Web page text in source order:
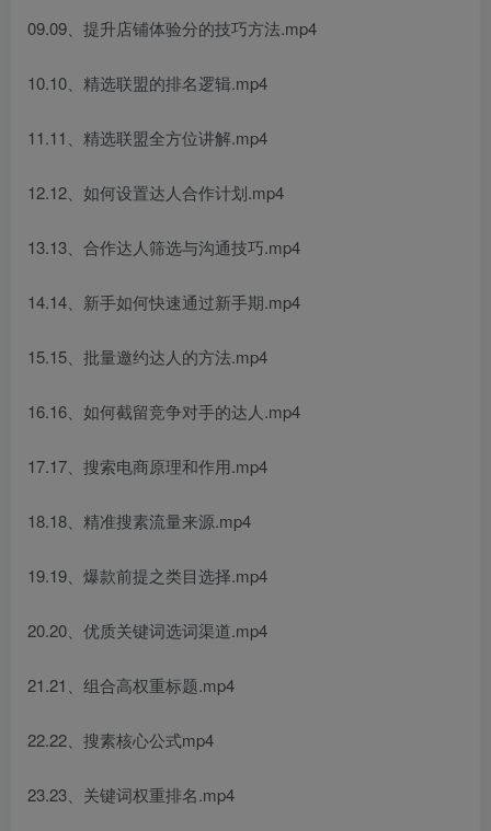
09.09、提升店铺体验分的技巧方法.mp4
10.10、精选联盟的排名逻辑.mp4
11.11、精选联盟全方位讲解.mp4
12.12、如何设置达人合作计划.mp4
13.13、合作达人筛选与沟通技巧.mp4
14.14、新手如何快速通过新手期.mp4
15.15、批量邀约达人的方法.mp4
16.16、如何截留竞争对手的达人.mp4
17.17、搜索电商原理和作用.mp4
18.18、精准搜素流量来源.mp4
19.19、爆款前提之类目选择.mp4
20.20、优质关键词选词渠道.mp4
21.21、组合高权重标题.mp4
22.22、搜素核心公式mp4
23.23、关键词权重排名.mp4